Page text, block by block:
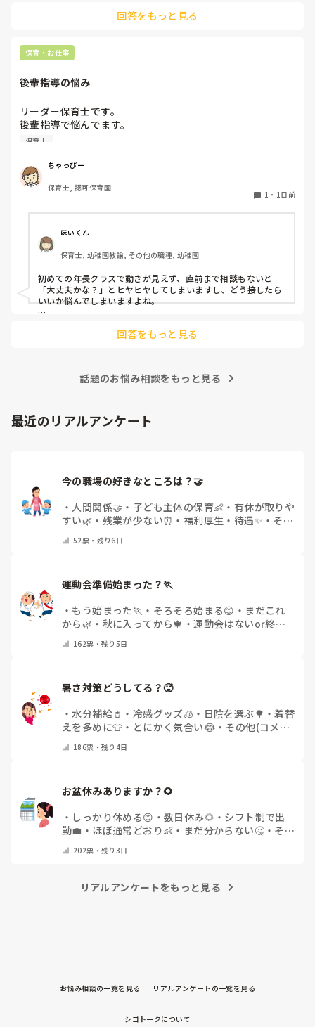
回答をもっと見る
保育・お仕事
後輩指導の悩み
リーダー保育士です。
後輩指導で悩んでます。
初めて年長を持つ後輩がいますが
いで様子見てると直前になるまで何もアクションがなかった
り
他の職員に聞いてる様子もなくて
よほど自分に聞きづらいのか、聞く必要性さえ感じないの
か、もうよくわからないです。
対応にも悩みます。
保育士
ちゃっぴー
保育士, 認可保育園
1 ・ 1日前
ほいくん
保育士, 幼稚園教諭, その他の職種, 幼稚園
初めての年長クラスで動きが見えず、直前まで相談もないと
「大丈夫かな？」とヒヤヒヤしてしまいますし、どう接したら
いいか悩んでしまいますよね。
「こんなこと聞いたら迷惑かな」と抱え込んでいるケースがと
件、どこまで進んだ？」「困ってることない？」と具体的に声
「毎日夕方に5分だけ進捗確認の時間を取る」などルール化し
てしまうと、後輩も質問しやすくなりますよ。一人で抱え込ま
回答をもっと見る
話題のお悩み相談をもっと見る
最近のリアルアンケート
・ 人間関係🤝 ・ 子ども主体の保育👶 ・ 有休が取りや
すい🌿 ・ 残業が少ない⏰ ・ 福利厚生・待遇✨ ・ その
52票・ 残り6日
運動会準備始まった？🏃
・ もう始まった🏃 ・ そろそろ始まる😊 ・ まだこれ
から🌿 ・ 秋に入ってから🍁 ・運動会はないor終わ
162票・残り5日
暑さ対策どうしてる？🥵
・水分補給🥤 ・ 冷感グッズ🧊 ・ 日陰を選ぶ🌳 ・着替
えを多めに👕 ・ とにかく気合い😂・ その他(コメン
186票・残り4日
お盆休みありますか？🌻
・ しっかり休める😊 ・ 数日休み🌻 ・ シフト制で出
勤💼 ・ ほぼ通常どおり👶 ・ まだ分からない🤔・ その
202票・残り3日
リアルアンケートをもっと見る
お悩み相談の一覧を見る リアルアンケートの一覧を見る
シゴトークについて